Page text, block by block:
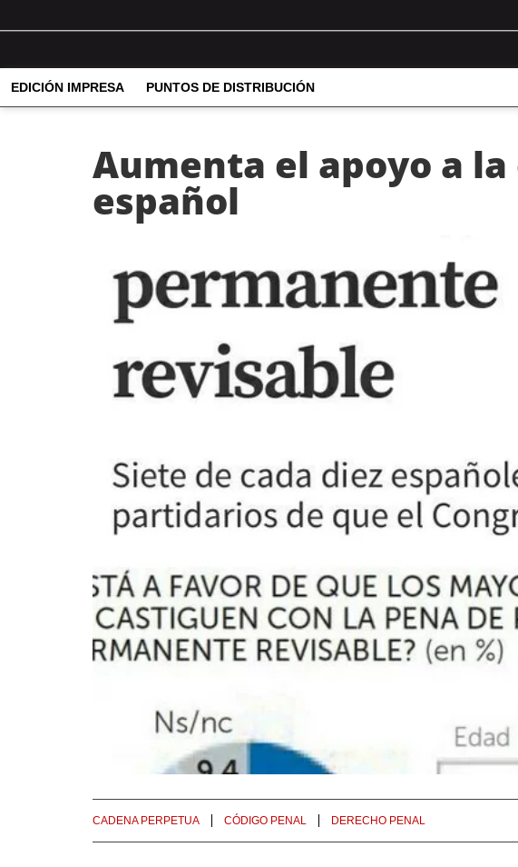
EDICIÓN IMPRESA PUNTOS DE DISTRIBUCIÓN
Aumenta el apoyo a
español
CADENA PERPETUA CÓDIGO PENAL DERECHO PENAL